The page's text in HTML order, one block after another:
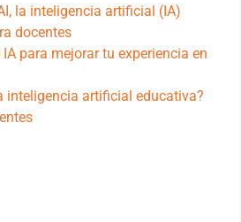
la inteligencia artificial (IA)
docentes
para mejorar tu experiencia en
inteligencia artificial educativa?